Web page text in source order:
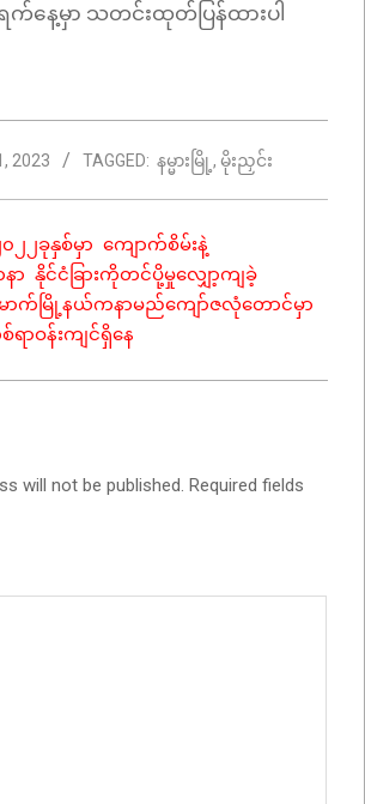
က်နေ့မှာ သတင်းထုတ်ပြန်ထားပါ
2023 TAGGED: နမ္မားမြို့ , မိုးညှင်း
၂၀၂၂ခုနှစ်မှာ ကျောက်စိမ်းနဲ့
ာ နိုင်ငံခြားကိုတင်ပို့မှုလျှော့ကျခဲ့
ောက်မြို့နယ်ကနာမည်ကျော်ဇလုံတောင်မှာ
ရာဝန်းကျင်ရှိနေ
will not be published. Required fields